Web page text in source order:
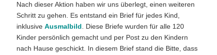
Nach dieser Aktion haben wir uns überlegt, einen weiteren
Schritt zu gehen. Es entstand ein Brief für jedes Kind,
inklusive Ausmalbild. Diese Briefe wurden für alle 120
Kinder persönlich gemacht und per Post zu den Kindern
nach Hause geschickt. In diesem Brief stand die Bitte, dass